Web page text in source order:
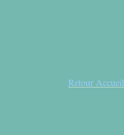
Retour Accueil